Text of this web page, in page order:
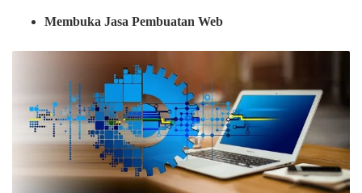
Membuka Jasa Pembuatan Web